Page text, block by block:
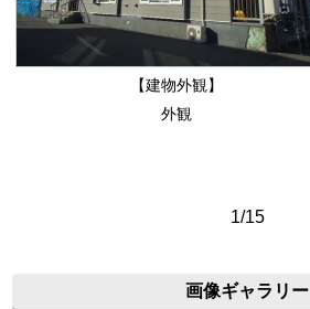
【建物外観】
外観
1/15
画像ギャラリー